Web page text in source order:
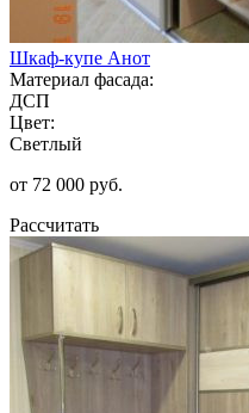
Шкаф-купе Анот
Материал фасада:
ДСП
Цвет:
Светлый
от 72 000 руб.
Рассчитать